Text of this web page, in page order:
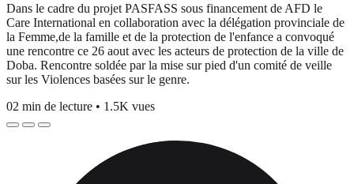
Dans le cadre du projet PASFASS sous financement de AFD le
Care International en collaboration avec la délégation provinciale de
la Femme,de la famille et de la protection de l'enfance a convoqué
une rencontre ce 26 aout avec les acteurs de protection de la ville de
Doba. Rencontre soldée par la mise sur pied d'un comité de veille
sur les Violences basées sur le genre.
02 min de lecture • 1.5K vues